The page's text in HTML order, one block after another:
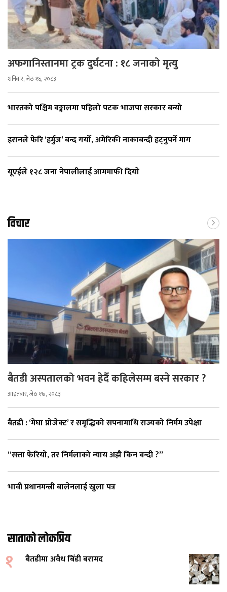
अफगानिस्तानमा ट्रक दुर्घटना : १८ जनाको मृत्यु
शनिबार, जेठ १६, २०८३
भारतको पश्चिम बङ्गालमा पहिलो पटक भाजपा सरकार बन्यो
इरानले फेरि ‘हर्मुज’ बन्द गर्यो, अमेरिकी नाकाबन्दी हट्नुपर्ने माग
यूएईले १२८ जना नेपालीलाई आममाफी दियाे
विचार
बैतडी अस्पतालको भवन हेर्दै कहिलेसम्म बस्ने सरकार ?
आइतबार, जेठ १७, २०८३
बैतडी : ‘मेघा प्रोजेक्ट’ र समृद्धिको सपनामाथि राज्यको निर्मम उपेक्षा
“सत्ता फेरियो, तर निर्मलाको न्याय अझै किन बन्दी ?”
भावी प्रधानमन्त्री बालेनलाई खुला पत्र
साताको लोकप्रिय
१ बैतडीमा अवैध बिँडी बरामद